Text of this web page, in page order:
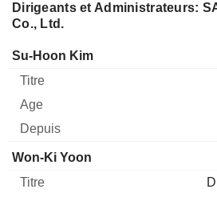
Dirigeants et Administrateurs:
Co., Ltd.
Dirigeant Titre
Su-Hoon Kim
Won-Ki Yoon